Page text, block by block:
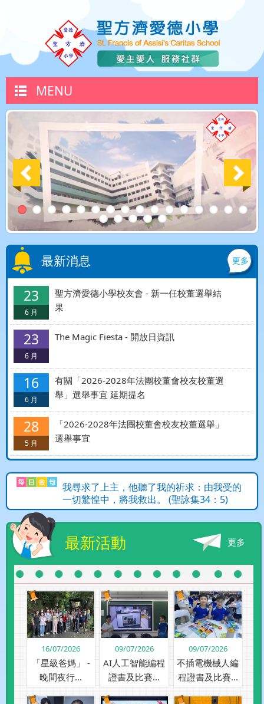
MENU
更多
最新消息
23
6 月
聖方濟愛德小學校友會 - 新一任校董選舉結
果
23
6 月
The Magic Fiesta - 開放日資訊
16
6 月
有關「2026-2028年法團校董會校友校董選
舉」選舉事宜 延期提名
28
5 月
「2026-2028年法團校董會校友校董選舉」
選舉事宜
我尋求了上主，他聽了我的祈求：由我受的
一切驚惶中，將我救出。 (聖詠集34：5)
更多
最新活動
16/07/2026
「星級爸媽」 -
晚間夜行...
09/07/2026
AI人工智能編程
證書及比賽...
09/07/2026
不插電機械人編
程證書及比賽...